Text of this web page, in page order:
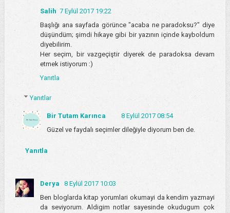
Salih 7 Eylül 2017 19:22
Başlığı ana sayfada görünce "acaba ne paradoksu?" diye
düşündüm; şimdi hikaye gibi bir yazının içinde kayboldum
diyebilirim.
Her seçim, bir vazgeçiştir diyerek de paradoksa devam
etmek istiyorum :)
Yanıtla
Yanıtlar
Bir Tutam Karınca
8 Eylül 2017 08:54
Güzel ve faydalı seçimler dileğiyle diyorum ben de.
Yanıtla
Derya
8 Eylül 2017 10:03
Ben bloglarda kitap yorumlari okumayi da kendim yazmayi
da seviyorum. Aldigim notlar sayesinde okudugum çok